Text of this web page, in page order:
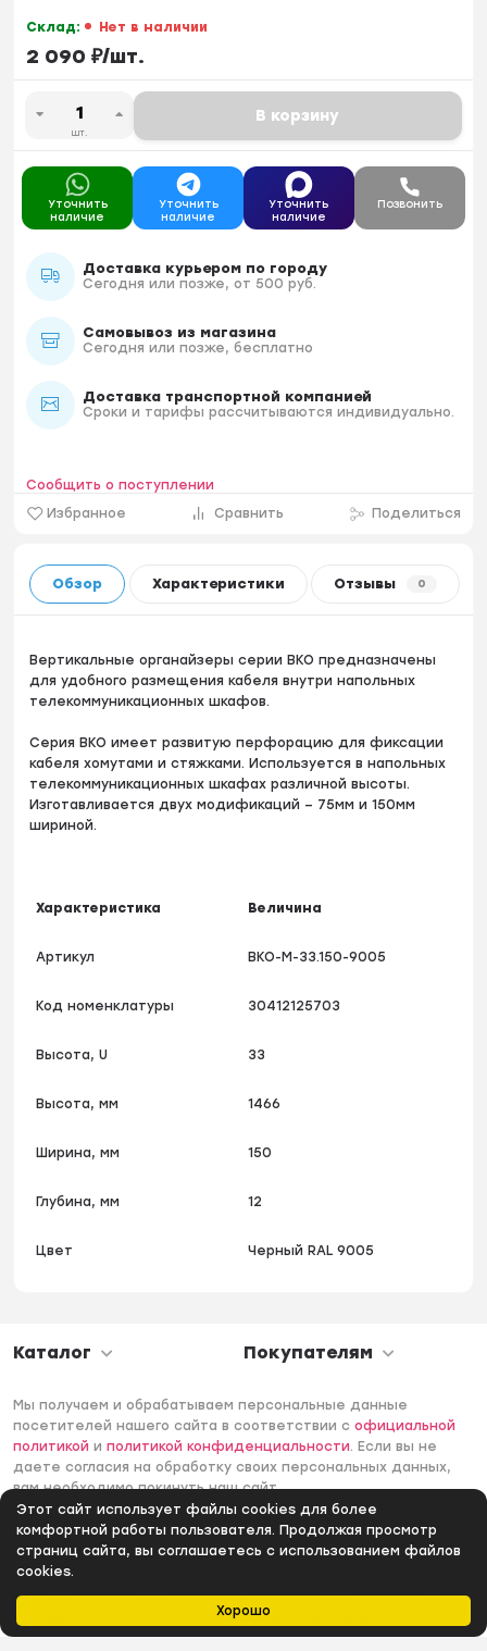
Хорошо
Этот сайт использует файлы cookies для более
комфортной работы пользователя. Продолжая просмотр
страниц сайта, вы соглашаетесь с использованием файлов
cookies.
Избранное
Склад: Нет в наличии
2 090 ₽/шт.
шт.
В корзину
Уточнить
наличие
Уточнить
наличие
Уточнить
наличие
Позвонить
Доставка курьером по городу
Сегодня или позже, от 500 руб.
Самовывоз из магазина
Сегодня или позже, бесплатно
Доставка транспортной компанией
Сроки и тарифы рассчитываются индивидуально.
Избранное Сравнить Поделиться
Сообщить о поступлении
Обзор Характеристики Отзывы 0
Вертикальные органайзеры серии ВКО предназначены
для удобного размещения кабеля внутри напольных
телекоммуникационных шкафов.
Серия ВКО имеет развитую перфорацию для фиксации
кабеля хомутами и стяжками. Используется в напольных
телекоммуникационных шкафах различной высоты.
Изготавливается двух модификаций – 75мм и 150мм
шириной.
Характеристика Величина
Артикул ВКО-М-33.150-9005
Код номенклатуры 30412125703
Высота, U 33
Высота, мм 1466
Ширина, мм 150
Глубина, мм 12
Цвет Черный RAL 9005
Каталог Покупателям
Мы получаем и обрабатываем персональные данные
посетителей нашего сайта в соответствии софициальной
политикой иполитикой конфиденциальности. Если вы не
даете согласия на обработку своих персональных данных,
вам необходимо покинуть наш сайт.
© 2006 -2026 Интернет-магазин Лантек. Все права
защищены.